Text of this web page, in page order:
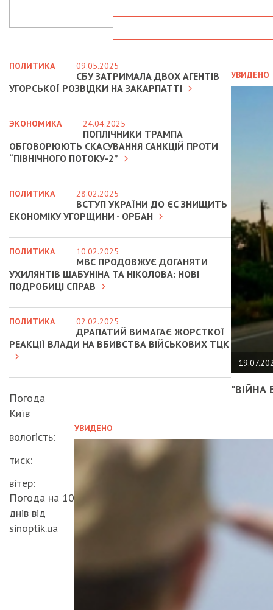
УВИДЕНО
"ВІЙНА
УВИДЕНО
ПОЛИТИКА 09.05.2025
СБУ ЗАТРИМАЛА ДВОХ АГЕНТІВ
УГОРСЬКОЇ РОЗВІДКИ НА ЗАКАРПАТТІ
ЭКОНОМИКА 24.04.2025
ПОПЛІЧНИКИ ТРАМПА
ОБГОВОРЮЮТЬ СКАСУВАННЯ САНКЦІЙ ПРОТИ
“ПІВНІЧНОГО ПОТОКУ-2”
ПОЛИТИКА 28.02.2025
ВСТУП УКРАЇНИ ДО ЄС ЗНИЩИТЬ
ЕКОНОМІКУ УГОРЩИНИ - ОРБАН
ПОЛИТИКА 10.02.2025
МВС ПРОДОВЖУЄ ДОГАНЯТИ
УХИЛЯНТІВ ШАБУНІНА ТА НІКОЛОВА: НОВІ
ПОДРОБИЦІ СПРАВ
ПОЛИТИКА 02.02.2025
ДРАПАТИЙ ВИМАГАЄ ЖОРСТКОЇ
РЕАКЦІЇ ВЛАДИ НА ВБИВСТВА ВІЙСЬКОВИХ ТЦК
Погода
Київ
вологість:
тиск:
вітер:
Погода на 10
днів від
sinoptik.ua